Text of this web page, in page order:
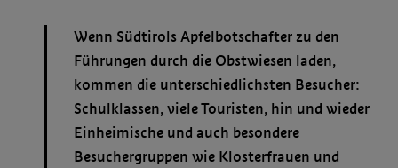
Wenn Südtirols Apfelbotschafter zu den
Führungen durch die Obstwiesen laden,
kommen die unterschiedlichsten Besucher:
Schulklassen, viele Touristen, hin und wieder
Einheimische und auch besondere
Besuchergruppen wie Klosterfrauen und